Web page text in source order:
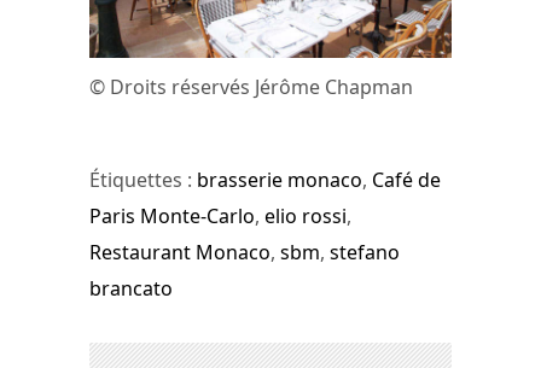
© Droits réservés Jérôme Chapman
Étiquettes : brasserie monaco, Café de
Paris Monte-Carlo, elio rossi,
Restaurant Monaco, sbm, stefano
brancato